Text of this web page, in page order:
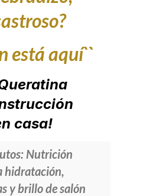
está aquí``
casa!
Nutrición
hidratación,
y brillo de salón